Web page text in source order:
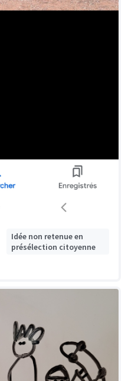
Idée non retenue en
présélection citoyenne